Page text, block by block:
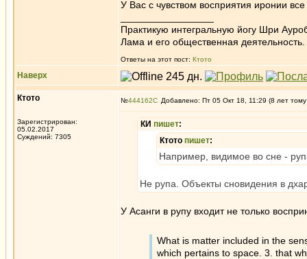
У Вас с чувством восприятия иронии
Практикую интегральную йогу Шри
Лама и его общественная деятельность.
Ответы на этот пост: Ктото
Наверх
Ктото
Зарегистрирован:
05.02.2017
Суждений: 7305
№444162 Добавлено: Пт 05 Окт 18, 11:29 (8 лет
КИ пишет:
Ктото пишет:
Например, видимое во сне -
Не рупа. Объекты сновидения в
У Асанги в рупу входит не только
What is matter included in the
which pertains to space. 3. that